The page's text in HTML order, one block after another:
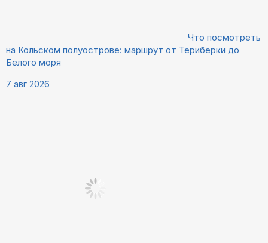
Что посмотреть
на Кольском полуострове: маршрут от Териберки до
Белого моря
7 авг 2026